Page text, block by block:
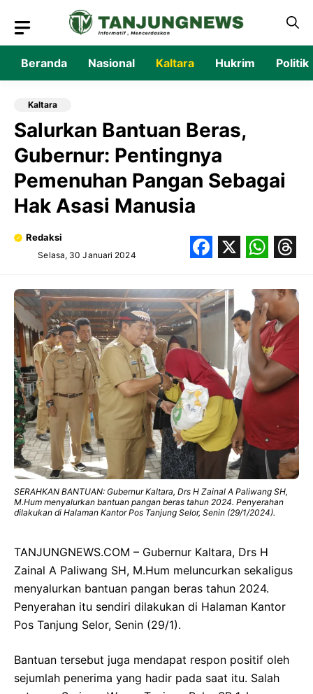
isi
Beranda Nasional Kaltara Hukrim Politik
Kaltara
Salurkan Bantuan Beras,
Gubernur: Pentingnya
Pemenuhan Pangan Sebagai
Hak Asasi Manusia
Redaksi
Selasa, 30 Januari 2024
SERAHKAN BANTUAN: Gubernur Kaltara, Drs H Zainal A Paliwang SH,
M.Hum menyalurkan bantuan pangan beras tahun 2024. Penyerahan
dilakukan di Halaman Kantor Pos Tanjung Selor, Senin (29/1/2024).
TANJUNGNEWS.COM – Gubernur Kaltara, Drs H
Zainal A Paliwang SH, M.Hum meluncurkan sekaligus
menyalurkan bantuan pangan beras tahun 2024.
Penyerahan itu sendiri dilakukan di Halaman Kantor
Pos Tanjung Selor, Senin (29/1).
Bantuan tersebut juga mendapat respon positif oleh
sejumlah penerima yang hadir pada saat itu. Salah